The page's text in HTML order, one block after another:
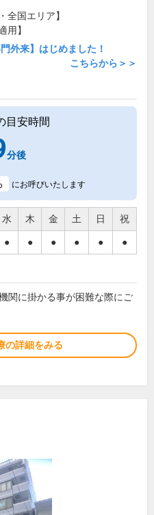
全国エリア】
用】
外来】はじめました！
こちらから＞＞
目安時間
分後
にお呼びいたします
水 木 金 土 日 祝
● ● ● ● ● ●
関に掛かる事が困難な際にご
の詳細をみる